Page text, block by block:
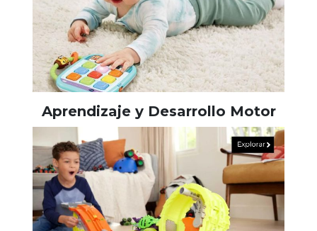
Aprendizaje y Desarrollo Motor